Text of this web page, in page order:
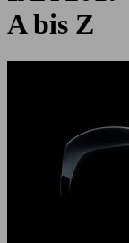
A bis Z